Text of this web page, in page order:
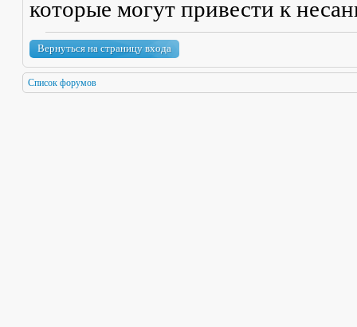
которые могут привести к
Вернуться на страницу входа
Список форумов